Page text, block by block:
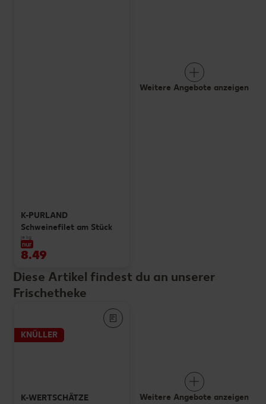
K-PURLAND
Schweinefilet am Stück
je kg
nur
8.49
Weitere Angebote anzeigen
Diese Artikel findest du an unserer
Frischetheke
KNÜLLER
K-WERTSCHÄTZE
Weitere Angebote anzeigen